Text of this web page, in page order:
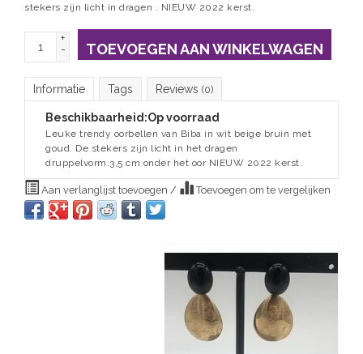
stekers zijn licht in dragen . NIEUW 2022 kerst.
+
-
TOEVOEGEN AAN WINKELWAGEN
Informatie Tags Reviews (0)
Beschikbaarheid:Op voorraad
Leuke trendy oorbellen van Biba in wit beige bruin met
goud. De stekers zijn licht in het dragen
druppelvorm.3,5 cm onder het oor NIEUW 2022 kerst.
Aan verlanglijst toevoegen / Toevoegen om te vergelijken